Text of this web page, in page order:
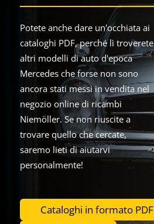
Potete anche dare un'occhiata ai
cataloghi PDF, perché lì troverete
altri modelli di auto d'epoca
Mercedes che forse non sono
ancora stati messi in vendita nel
negozio online di ricambi
Niemöller. Se non riuscite a
trovare quello che cercate,
saremo lieti di aiutarvi
personalmente!
Cataloghi in formato PDF